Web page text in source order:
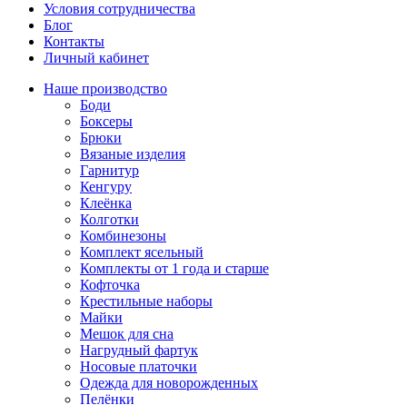
Условия сотрудничества
Блог
Контакты
Личный кабинет
Наше производство
Боди
Боксеры
Брюки
Вязаные изделия
Гарнитур
Кенгуру
Клеёнка
Колготки
Комбинезоны
Комплект ясельный
Комплекты от 1 года и старше
Кофточка
Крестильные наборы
Майки
Мешок для сна
Нагрудный фартук
Носовые платочки
Одежда для новорожденных
Пелёнки